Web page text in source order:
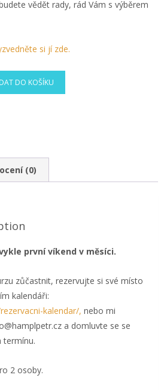
vědět rady, rád Vám s výběrem
si jí zde.
DO KOŠÍKU
(0)
první víkend v měsíci.
zůčastnit, rezervujte si své místo
kalendáři:
kalendar/, nebo mi
a domluvte se se
termínu.
2 osoby.